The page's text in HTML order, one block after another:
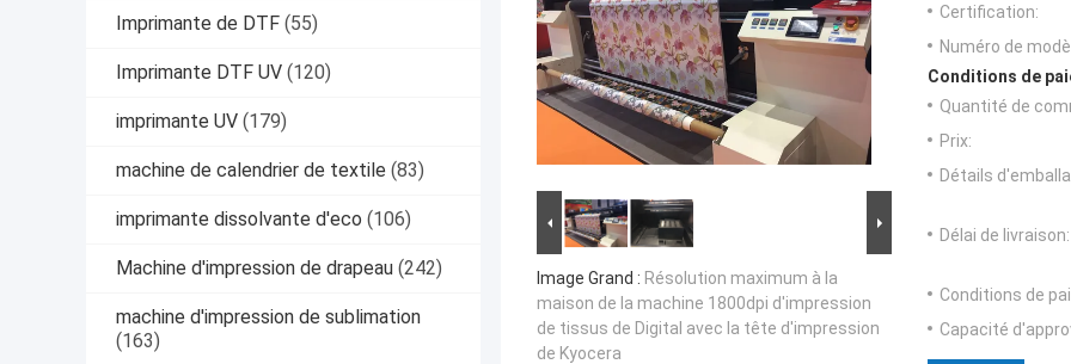
Imprimante de DTF (55)
Imprimante DTF UV (120)
imprimante UV (179)
machine de calendrier de textile (83)
imprimante dissolvante d'eco (106)
Machine d'impression de drapeau (242)
machine d'impression de sublimation
(163)
Image Grand : Résolution maximum à la
maison de la machine 1800dpi d'impression
de tissus de Digital avec la tête d'impression
de Kyocera
Certification:
Numéro de
Conditions de
Quantité de
Prix:
Détails
Délai de livraison:
Conditions de
Capacité